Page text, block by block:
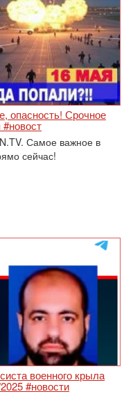
опасность! Срочное
Самое важное в
сейчас!
военного крыла
#новости